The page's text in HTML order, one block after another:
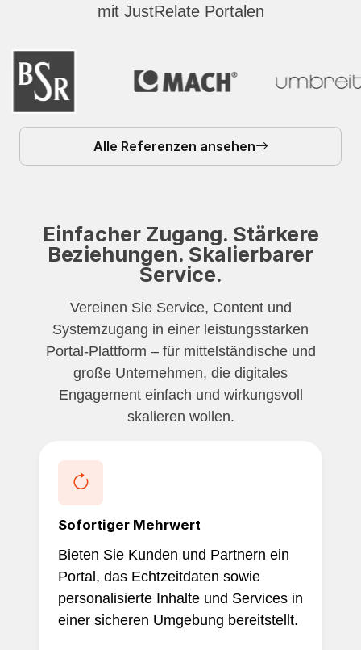
mit JustRelate Portalen
Alle Referenzen ansehen
Einfacher Zugang. Stärkere
Beziehungen. Skalierbarer
Service.
Vereinen Sie Service, Content und
Systemzugang in einer leistungsstarken
Portal-Plattform – für mittelständische und
große Unternehmen, die digitales
Engagement einfach und wirkungsvoll
skalieren wollen.
Sofortiger Mehrwert
Bieten Sie Kunden und Partnern ein
Portal, das Echtzeitdaten sowie
personalisierte Inhalte und Services in
einer sicheren Umgebung bereitstellt.